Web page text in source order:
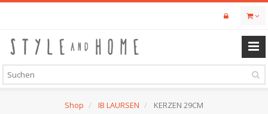
Skip
content
Shop IB LAURSEN KERZEN 29CM